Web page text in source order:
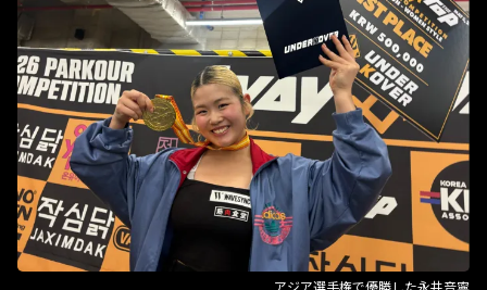
アジア選手権で優勝した永井音寧